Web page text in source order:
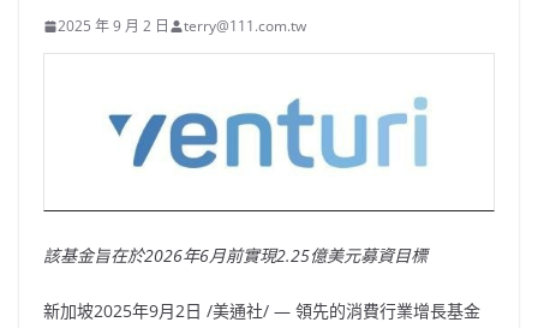
2025 年 9 月 2 日 terry@111.com.tw
該基金旨在於2026年6月前實現2.25億美元募資目標
新加坡2025年9月2日 /美通社/ — 領先的消費行業增長基金